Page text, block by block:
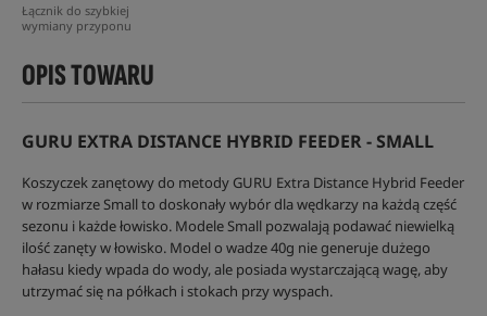
Łącznik do szybkiej
wymiany przyponu
OPIS TOWARU
GURU EXTRA DISTANCE HYBRID FEEDER - SMALL
Koszyczek zanętowy do metody GURU Extra Distance Hybrid Feeder
w rozmiarze Small to doskonały wybór dla wędkarzy na każdą część
sezonu i każde łowisko. Modele Small pozwalają podawać niewielką
ilość zanęty w łowisko. Model o wadze 40g nie generuje dużego
hałasu kiedy wpada do wody, ale posiada wystarczającą wagę, aby
utrzymać się na półkach i stokach przy wyspach.